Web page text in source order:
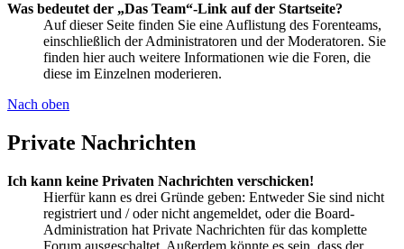
Was bedeutet der „Das Team“-Link auf der Startseite?
Auf dieser Seite finden Sie eine Auflistung des Forenteams,
einschließlich der Administratoren und der Moderatoren. Sie
finden hier auch weitere Informationen wie die Foren, die
diese im Einzelnen moderieren.
Nach oben
Private Nachrichten
Ich kann keine Privaten Nachrichten verschicken!
Hierfür kann es drei Gründe geben: Entweder Sie sind nicht
registriert und / oder nicht angemeldet, oder die Board-
Administration hat Private Nachrichten für das komplette